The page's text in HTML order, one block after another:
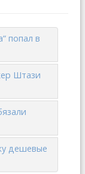
попал в
Штази
дешевые